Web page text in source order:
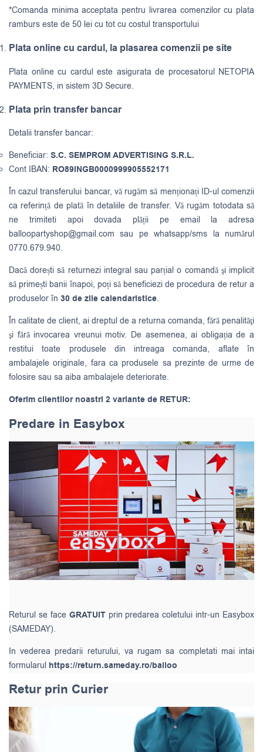
*Comanda minima acceptata pentru livrarea comenzilor cu plata
ramburs este de 50 lei cu tot cu costul transportului
Plata online cu cardul, la plasarea comenzii pe site
Plata online cu cardul este asigurata de procesatorul NETOPIA
PAYMENTS, in sistem 3D Secure.
Plata prin transfer bancar
Detalii transfer bancar:
Beneficiar: S.C. SEMPROM ADVERTISING S.R.L.
Cont IBAN: RO89INGB0000999905552171
În cazul transferului bancar, vă rugăm să menționați ID-ul comenzii
ca referință de plată în detaliile de transfer. Vă rugăm totodata să
ne trimiteti apoi dovada plății pe email la adresa
balloopartyshop@gmail.com sau pe whatsapp/sms la numărul
0770.679.940.
Dacă dorești să returnezi integral sau parțial o comandă şi implicit
să primești banii înapoi, poți să beneficiezi de procedura de retur a
produselor în 30 de zile calendaristice.
În calitate de client, ai dreptul de a returna comanda, fără penalităţi
şi fără invocarea vreunui motiv. De asemenea, ai obligația de a
restitui toate produsele din intreaga comanda, aflate în
ambalajele originale, fara ca produsele sa prezinte de urme de
folosire sau sa aiba ambalajele deteriorate.
Oferim clientilor noastri 2 variante de RETUR:
Predare in Easybox
Returul se face GRATUIT prin predarea coletului intr-un Easybox
(SAMEDAY).
In vederea predarii returului, va rugam sa completati mai intai
formularul https://return.sameday.ro/balloo
Retur prin Curier